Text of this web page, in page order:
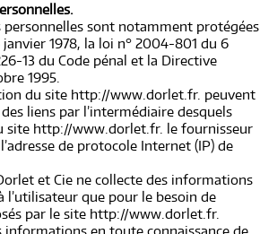
personnelles sont notamment protégées
1978, la loi n° 2004-801 du 6
13 du Code pénal et la Directive
1995.
du site http://www.dorlet.fr. peuvent
liens par l’intermédiaire desquels
site http://www.dorlet.fr. le fournisseur
de protocole Internet (IP) de
et Cie ne collecte des informations
l’utilisateur que pour le besoin de
par le site http://www.dorlet.fr.